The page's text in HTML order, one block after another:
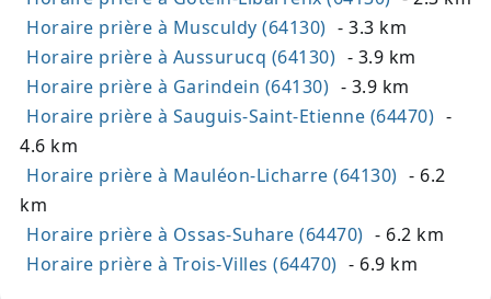
Horaire prière à Musculdy (64130) - 3.3 km
Horaire prière à Aussurucq (64130) - 3.9 km
Horaire prière à Garindein (64130) - 3.9 km
Horaire prière à Sauguis-Saint-Etienne (64470) -
4.6 km
Horaire prière à Mauléon-Licharre (64130) - 6.2
km
Horaire prière à Ossas-Suhare (64470) - 6.2 km
Horaire prière à Trois-Villes (64470) - 6.9 km